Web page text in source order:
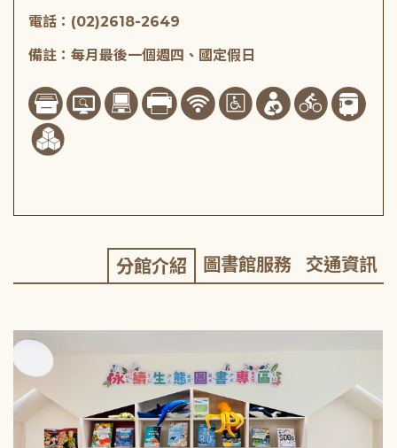
電話：(02)2618-2649
備註：每月最後一個週四、國定假日
分館介紹 圖書館服務 交通資訊